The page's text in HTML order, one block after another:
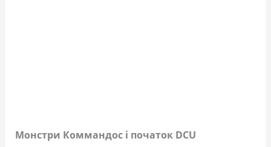
Монстри Коммандос і початок DCU